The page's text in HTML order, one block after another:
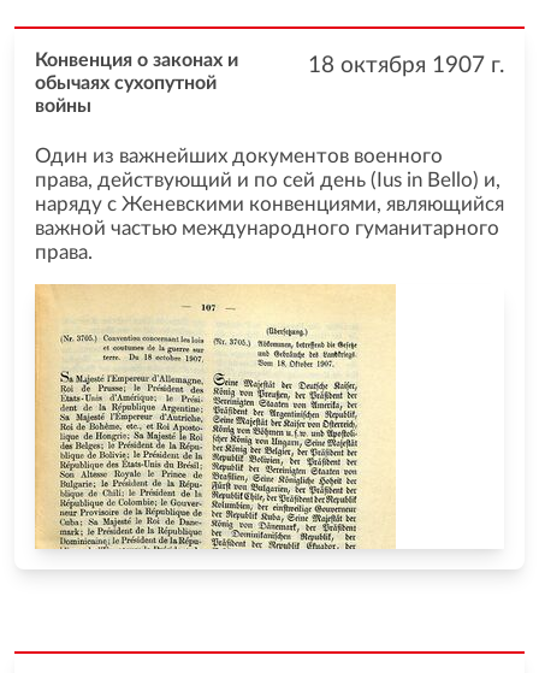
18 октября 1907 г.
Конвенция о законах и
обычаях сухопутной
войны
Один из важнейших документов военного
права, действующий и по сей день (Ius in Bello) и,
наряду с Женевскими конвенциями, являющийся
важной частью международного гуманитарного
права.